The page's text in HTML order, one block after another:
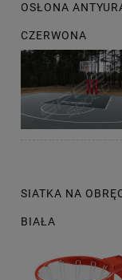
OSŁONA
CZERWONA
SIATKA NA
BIAŁA